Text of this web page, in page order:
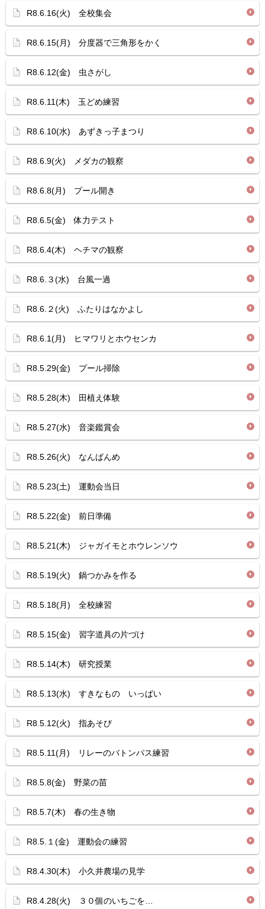
R8.6.16(火) 全校集会
R8.6.15(月) 分度器で三角形をかく
R8.6.12(金) 虫さがし
R8.6.11(木) 玉どめ練習
R8.6.10(水) あずきっ子まつり
R8.6.9(火) メダカの観察
R8.6.8(月) プール開き
R8.6.5(金) 体力テスト
R8.6.4(木) ヘチマの観察
R8.6.３(水) 台風一過
R8.6.２(火) ふたりはなかよし
R8.6.1(月) ヒマワリとホウセンカ
R8.5.29(金) プール掃除
R8.5.28(木) 田植え体験
R8.5.27(水) 音楽鑑賞会
R8.5.26(火) なんばんめ
R8.5.23(土) 運動会当日
R8.5.22(金) 前日準備
R8.5.21(木) ジャガイモとホウレンソウ
R8.5.19(火) 鍋つかみを作る
R8.5.18(月) 全校練習
R8.5.15(金) 習字道具の片づけ
R8.5.14(木) 研究授業
R8.5.13(水) すきなもの いっぱい
R8.5.12(火) 指あそび
R8.5.11(月) リレーのバトンパス練習
R8.5.8(金) 野菜の苗
R8.5.7(木) 春の生き物
R8.5.１(金) 運動会の練習
R8.4.30(木) 小久井農場の見学
R8.4.28(火) ３０個のいちごを…